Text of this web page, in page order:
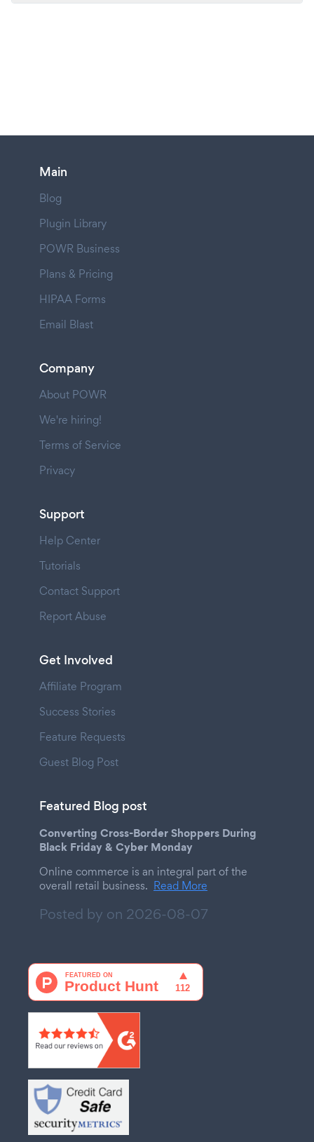
Main
Blog
Plugin Library
POWR Business
Plans & Pricing
HIPAA Forms
Email Blast
Company
About POWR
We're hiring!
Terms of Service
Privacy
Support
Help Center
Tutorials
Contact Support
Report Abuse
Get Involved
Affiliate Program
Success Stories
Feature Requests
Guest Blog Post
Featured Blog post
Converting Cross-Border Shoppers During
Black Friday & Cyber Monday
Online commerce is an integral part of the
overall retail business. Read More
Posted by on 2026-08-07